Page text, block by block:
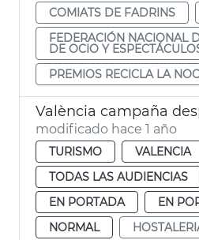
COMIATS DE FADRINS
FEDERACIÓN NACIONAL
DE OCIO Y
PREMIOS RECICLA LA
modificado hace 1 año
TURISMO
VALENCIA
TODAS LAS AUDIENCIAS
EN PORTADA
EN
NORMAL